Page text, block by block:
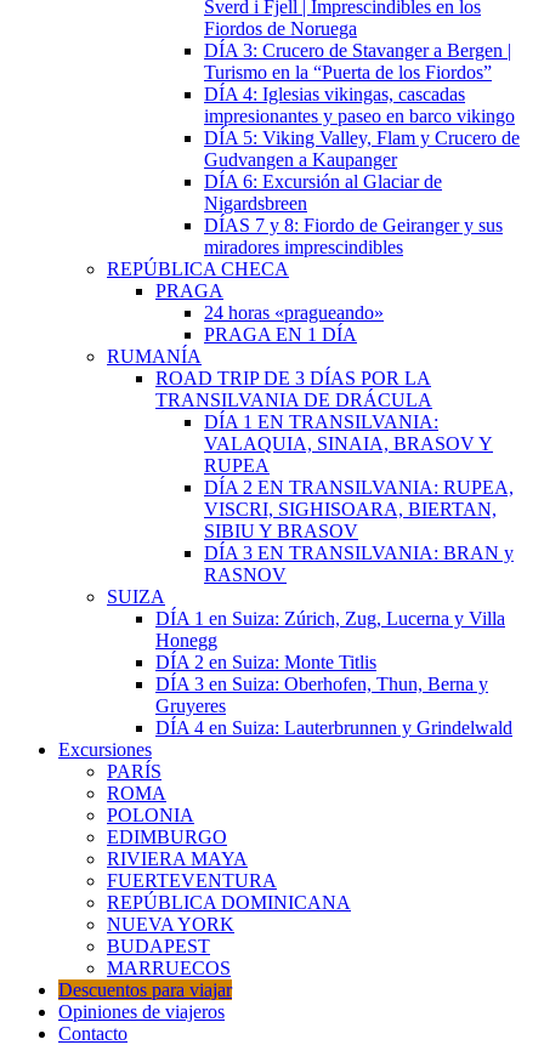
Sverd i Fjell | Imprescindibles en los
Fiordos de Noruega
DÍA 3: Crucero de Stavanger a Bergen |
Turismo en la “Puerta de los Fiordos”
DÍA 4: Iglesias vikingas, cascadas
impresionantes y paseo en barco vikingo
DÍA 5: Viking Valley, Flam y Crucero de
Gudvangen a Kaupanger
DÍA 6: Excursión al Glaciar de
Nigardsbreen
DÍAS 7 y 8: Fiordo de Geiranger y sus
miradores imprescindibles
REPÚBLICA CHECA
PRAGA
24 horas «pragueando»
PRAGA EN 1 DÍA
RUMANÍA
ROAD TRIP DE 3 DÍAS POR LA
TRANSILVANIA DE DRÁCULA
DÍA 1 EN TRANSILVANIA:
VALAQUIA, SINAIA, BRASOV Y
RUPEA
DÍA 2 EN TRANSILVANIA: RUPEA,
VISCRI, SIGHISOARA, BIERTAN,
SIBIU Y BRASOV
DÍA 3 EN TRANSILVANIA: BRAN y
RASNOV
SUIZA
DÍA 1 en Suiza: Zúrich, Zug, Lucerna y Villa
Honegg
DÍA 2 en Suiza: Monte Titlis
DÍA 3 en Suiza: Oberhofen, Thun, Berna y
Gruyeres
DÍA 4 en Suiza: Lauterbrunnen y Grindelwald
Excursiones
PARÍS
ROMA
POLONIA
EDIMBURGO
RIVIERA MAYA
FUERTEVENTURA
REPÚBLICA DOMINICANA
NUEVA YORK
BUDAPEST
MARRUECOS
Descuentos para viajar
Opiniones de viajeros
Contacto